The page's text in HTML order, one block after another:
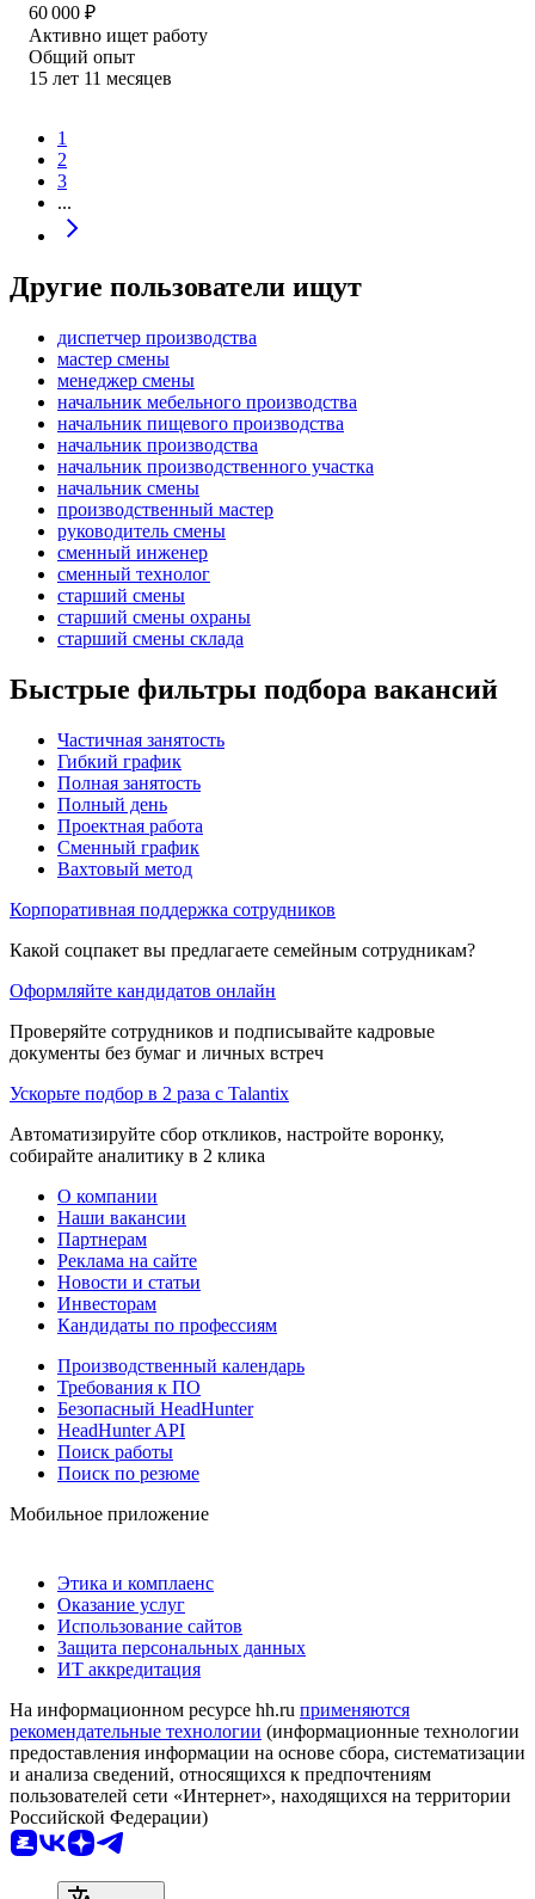
60 000 ₽
Активно ищет работу
Общий опыт
15 лет 11 месяцев
1
2
3
...
Другие пользователи ищут
диспетчер производства
мастер смены
менеджер смены
начальник мебельного производства
начальник пищевого производства
начальник производства
начальник производственного участка
начальник смены
производственный мастер
руководитель смены
сменный инженер
сменный технолог
старший смены
старший смены охраны
старший смены склада
Быстрые фильтры подбора вакансий
Частичная занятость
Гибкий график
Полная занятость
Полный день
Проектная работа
Сменный график
Вахтовый метод
Корпоративная поддержка сотрудников
Какой соцпакет вы предлагаете семейным сотрудникам?
Оформляйте кандидатов онлайн
Проверяйте сотрудников и подписывайте кадровые
документы без бумаг и личных встреч
Ускорьте подбор в 2 раза с Talantix
Автоматизируйте сбор откликов, настройте воронку,
собирайте аналитику в 2 клика
О компании
Наши вакансии
Партнерам
Реклама на сайте
Новости и статьи
Инвесторам
Кандидаты по профессиям
Производственный календарь
Требования к ПО
Безопасный HeadHunter
HeadHunter API
Поиск работы
Поиск по резюме
Мобильное приложение
Этика и комплаенс
Оказание услуг
Использование сайтов
Защита персональных данных
ИТ аккредитация
На информационном ресурсе hh.ru применяются
рекомендательные технологии (информационные технологии
предоставления информации на основе сбора, систематизации
и анализа сведений, относящихся к предпочтениям
пользователей сети «Интернет», находящихся на территории
Российской Федерации)